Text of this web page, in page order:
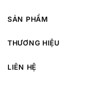
SẢN PHẨM
THƯƠNG HIỆU
LIÊN HỆ